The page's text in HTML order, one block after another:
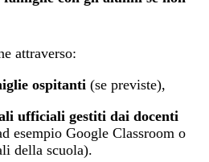
attraverso:
ospitanti (se previste),
ufficiali gestiti dai docenti
esempio Google Classroom o
della scuola).